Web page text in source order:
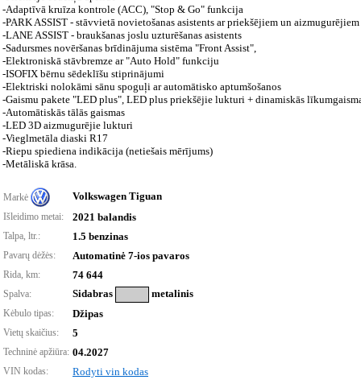
-Adaptīvā kruīza kontrole (ACC), "Stop & Go" funkcija
-PARK ASSIST - stāvvietā novietošanas asistents ar priekšējiem un aizmugurējiem
-LANE ASSIST - braukšanas joslu uzturēšanas asistents
-Sadursmes novēršanas brīdinājuma sistēma "Front Assist",
-Elektroniskā stāvbremze ar "Auto Hold" funkciju
-ISOFIX bērnu sēdeklīšu stiprinājumi
-Elektriski nolokāmi sānu spoguļi ar automātisko aptumšošanos
-Gaismu pakete "LED plus", LED plus priekšējie lukturi + dinamiskās
-Automātiskās tālās gaismas
-LED 3D aizmugurējie lukturi
-Vieglmetāla diaski R17
-Riepu spiediena indikācija (netiešais mērījums)
-Metāliskā krāsa.
Markė Volkswagen Tiguan
Išleidimo metai: 2021 balandis
Talpa, ltr.: 1.5 benzinas
Pavarų dėžės: Automatinė 7-ios pavaros
Rida, km: 74 644
Spalva: Sidabras metalinis
Kėbulo tipas: Džipas
Vietų skaičius: 5
Techninė apžiūra: 04.2027
VIN kodas: Rodyti vin kodas